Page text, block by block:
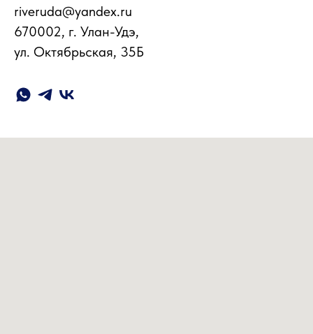
riveruda@yandex.ru
670002, г. Улан-Удэ,
ул. Октябрьская, 35Б